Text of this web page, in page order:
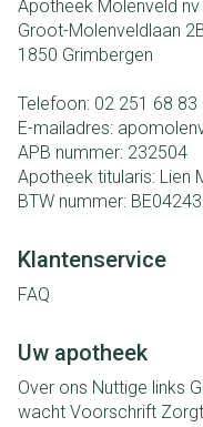
Apotheek Molenveld nv
Groot-Molenveldlaan
1850 Grimbergen
Telefoon: 02 251 68 83
E-mailadres:
APB nummer: 232504
Apotheek titularis: Lien
BTW nummer:
Klantenservice
FAQ
Uw apotheek
Over ons Nuttige links
wacht Voorschrift